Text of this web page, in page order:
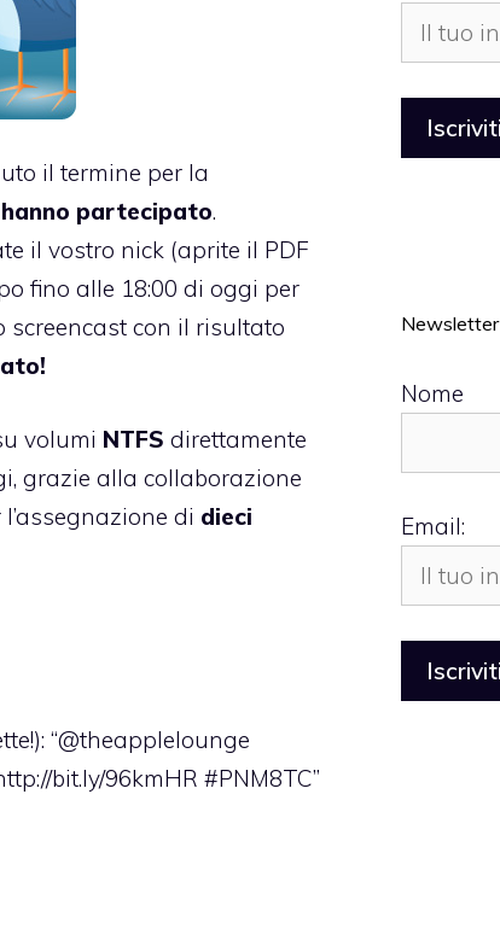
il termine per la
partecipato.
il vostro nick (aprite il PDF
fino alle 18:00 di oggi per
screencast con il risultato
volumi NTFS direttamente
grazie alla collaborazione
l’assegnazione di dieci
“@theapplelounge
bit.ly/96kmHR #PNM8TC”
Newsletter
Nome
Email: